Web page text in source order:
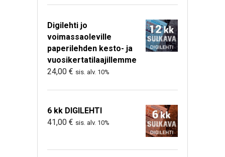
Digilehti jo
voimassaoleville
paperilehden kesto- ja
vuosikertatilaajillemme
24,00 € sis. alv. 10%
6 kk DIGILEHTI
41,00 € sis. alv. 10%